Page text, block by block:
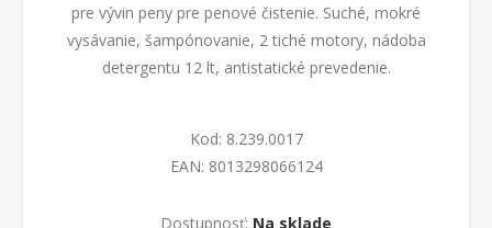
pre vývin peny pre penové čistenie. Suché, mokré
vysávanie, šampónovanie, 2 tiché motory, nádoba
detergentu 12 lt, antistatické prevedenie.
Kod: 8.239.0017
EAN: 8013298066124
Dostupnosť: Na sklade